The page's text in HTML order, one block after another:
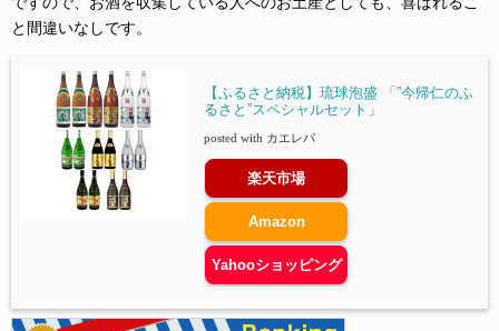
と間違いなしです。
【ふるさと納税】琉球泡盛 「”今帰仁のふ
るさと”スペシャルセット」
posted with カエレバ
楽天市場
Amazon
Yahooショッピング